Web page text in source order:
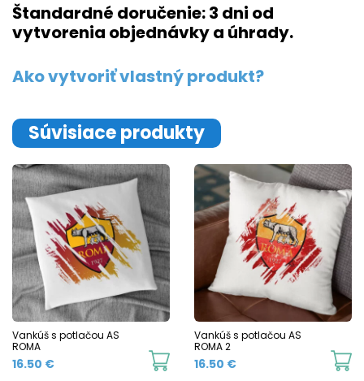
Štandardné doručenie: 3 dni od
vytvorenia objednávky a úhrady.
Ako vytvoriť vlastný produkt?
Súvisiace produkty
Vankúš s potlačou AS
ROMA
16.50 €
Vankúš s potlačou AS
ROMA 2
16.50 €